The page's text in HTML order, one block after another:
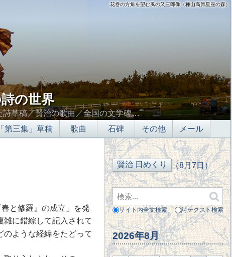
花巻の方角を望む風の又三郎像（種山高原星座の森）
の世界
詩草稿／賢治の歌曲／全国の文学碑…
「第三集」草稿 歌曲 石碑 その他 メール
と修羅』の成立」を発
に錯綜して記入されて
のような経緯をたどって
（8月7日）
サイト内全文検索 詩テクスト検索
2026年8月